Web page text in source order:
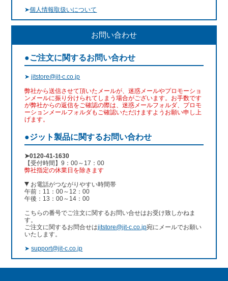
➤個人情報取扱いについて
お問い合わせ
●ご注文に関するお問い合わせ
➤jitstore@jit-c.co.jp
弊社から送信させて頂いたメールが、迷惑メールやプロモーショ
ンメールに振り分けられてしまう場合がございます。お手数です
が弊社からの返信をご確認の際は、迷惑メールフォルダ、プロモ
ーションメールフォルダもご確認いただけますようお願い申し上
げます。
●ジット製品に関するお問い合わせ
➤0120-41-1630
【受付時間】9：00～17：00
弊社指定の休業日を除きます
お電話がつながりやすい時間帯
午前：11：00～12：00
午後：13：00～14：00
こちらの番号でご注文に関するお問い合せはお受け致しかねま
す。
ご注文に関するお問合せはjitstore@jit-c.co.jp宛にメールでお願い
いたします。
➤support@jit-c.co.jp